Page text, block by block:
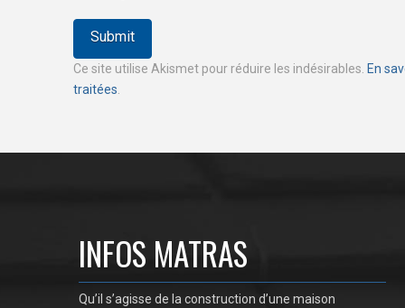
Ce site utilise Akismet pour réduire les indésirables. En
traitées
INFOS MATRAS
Qu’il s’agisse de la construction d’une maison